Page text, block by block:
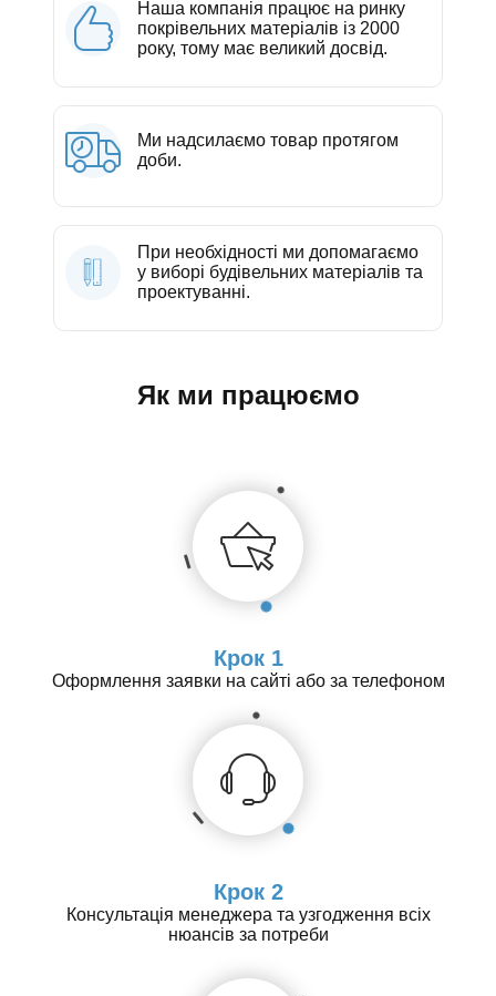
Наша компанія працює на ринку
покрівельних матеріалів із 2000
року, тому має великий досвід.
Ми надсилаємо товар протягом
доби.
При необхідності ми допомагаємо
у виборі будівельних матеріалів та
проектуванні.
Як ми працюємо
Крок 1
Оформлення заявки на сайті або за телефоном
Крок 2
Консультація менеджера та узгодження всіх
нюансів за потреби